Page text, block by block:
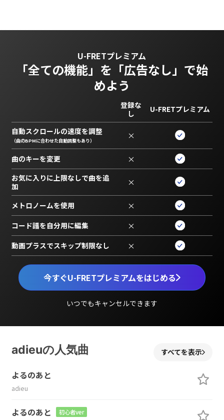
U-FRETプレミアム
「全ての機能」を 「広告なし」で始
めよう
今すぐU-FRETプレミアムをはじめる
いつでもキャンセルできます
登録な
し
U-FRETプレミアム
自動スクロールの速度を調整
（曲のBPMに合わせた自動調整もあり） ×
曲のキーを変更 ×
お気に入りに上限なしで曲を追
加
×
メトロノームを使用 ×
コード譜を自分用に編集 ×
動画プラスでスキップ制限なし ×
adieuの人気曲 すべてを表示
よるのあと
adieu
よるのあと 初心者ver